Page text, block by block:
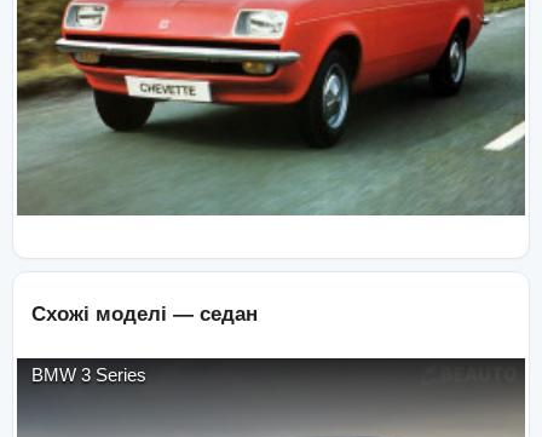
Схожі моделі — седан
BMW 3 Series